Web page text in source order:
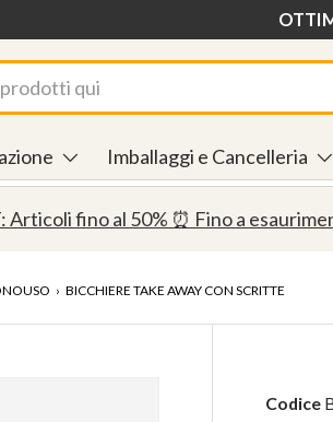
Imballaggi e Cancelleria
Articoli fino al 50% ⏰ Fino a
› BICCHIERE TAKE AWAY CON SCRITTE
Codice